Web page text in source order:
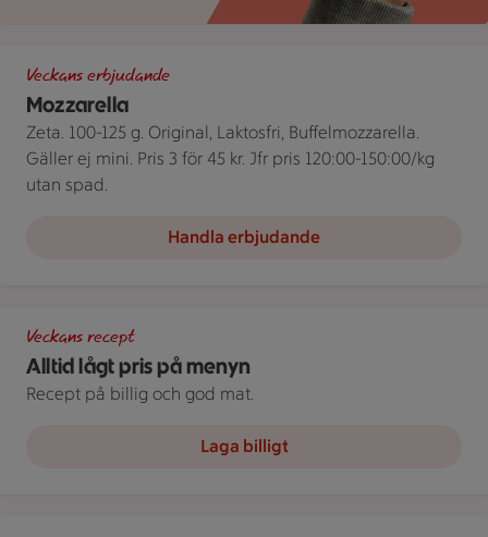
Mozzarella
Veckans erbjudande
Zeta. 100-125 g. Original, Laktosfri, Buffelmozzarella.
Gäller ej mini. Pris 3 för 45 kr. Jfr pris 120:00-150:00/kg
utan spad.
Handla erbjudande
Alltid lågt pris på menyn
Veckans recept
Recept på billig och god mat.
Laga billigt